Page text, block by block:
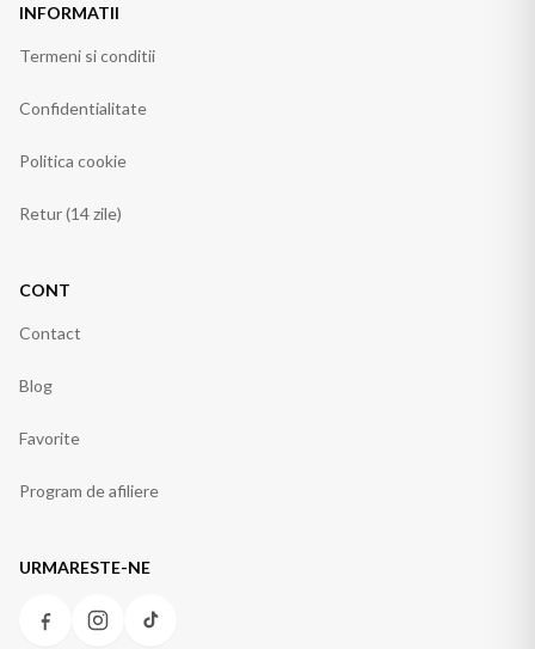
INFORMATII
Termeni si conditii
Confidentialitate
Politica cookie
Retur (14 zile)
CONT
Contact
Blog
Favorite
Program de afiliere
URMARESTE-NE